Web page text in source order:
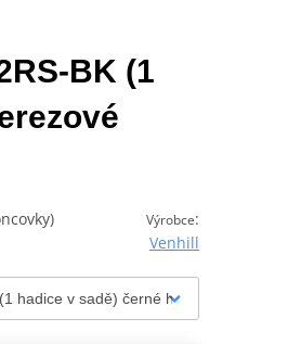
BK (1
Výrobce:
Venhill